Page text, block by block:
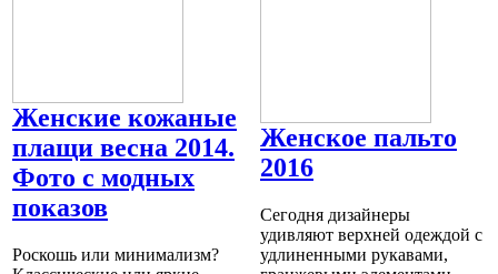
Женские кожаные
плащи весна 2014.
Фото с модных
показов
Роскошь или минимализм?
Женское пальто
2016
Сегодня дизайнеры
удивляют верхней одеждой с
удлиненными рукавами,